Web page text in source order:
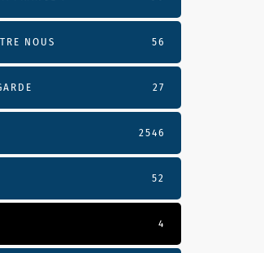
NOUS 56
27
2546
52
4